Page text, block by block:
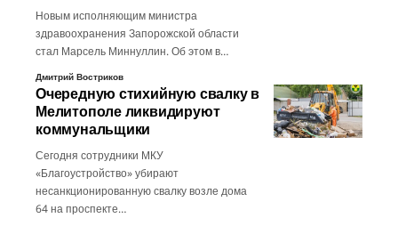
Новым исполняющим министра
здравоохранения Запорожской области
стал Марсель Миннуллин. Об этом в…
Дмитрий Востриков
Очередную стихийную свалку в
Мелитополе ликвидируют
коммунальщики
Сегодня сотрудники МКУ
«Благоустройство» убирают
несанкционированную свалку возле дома
64 на проспекте…